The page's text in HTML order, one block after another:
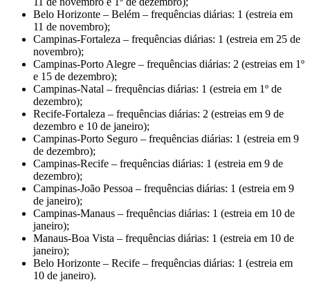
Belo Horizonte – Belém – frequências diárias: 1 (estreia em
11 de novembro);
Campinas-Fortaleza – frequências diárias: 1 (estreia em 25 de
novembro);
Campinas-Porto Alegre – frequências diárias: 2 (estreias em 1º
e 15 de dezembro);
Campinas-Natal – frequências diárias: 1 (estreia em 1º de
dezembro);
Recife-Fortaleza – frequências diárias: 2 (estreias em 9 de
dezembro e 10 de janeiro);
Campinas-Porto Seguro – frequências diárias: 1 (estreia em 9
de dezembro);
Campinas-Recife – frequências diárias: 1 (estreia em 9 de
dezembro);
Campinas-João Pessoa – frequências diárias: 1 (estreia em 9
de janeiro);
Campinas-Manaus – frequências diárias: 1 (estreia em 10 de
janeiro);
Manaus-Boa Vista – frequências diárias: 1 (estreia em 10 de
janeiro);
Belo Horizonte – Recife – frequências diárias: 1 (estreia em
10 de janeiro).